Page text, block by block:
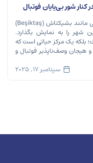
شور بی‌پایان فوتبال
در میان تمام محله‌های استانبول، کمتر جایی مانند بشیکتاش (Beşiktaş)
شهر را به نمایش بگذارد.
بلکه یک مرکز حیاتی است که
و هیجان وصف‌ناپذیر فوتبال و
سپتامبر 17, 2025